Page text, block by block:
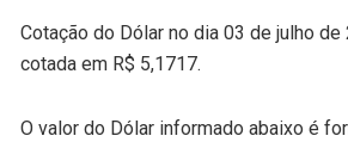
Cotação do Dólar no dia 03 de julho
cotada em R$ 5,1717.
O valor do Dólar informado abaixo é